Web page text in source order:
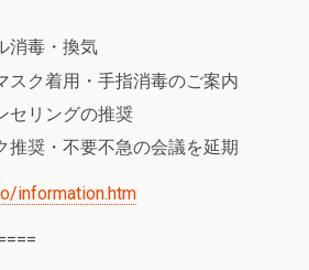
消毒・換気
スク着用・手指消毒のご案内
セリングの推奨
推奨・不要不急の会議を延期
information.htm